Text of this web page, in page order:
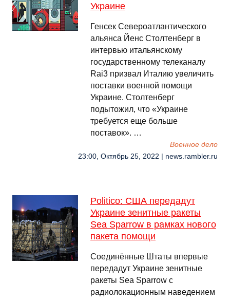
Украине
Генсек Североатлантического
альянса Йенс Столтенберг в
интервью итальянскому
государственному телеканалу
Rai3 призвал Италию увеличить
поставки военной помощи
Украине. Столтенберг
подытожил, что «Украине
требуется еще больше
поставок». …
Военное дело
23:00, Октябрь 25, 2022 | news.rambler.ru
Politico: США передадут
Украине зенитные ракеты
Sea Sparrow в рамках нового
пакета помощи
Соединённые Штаты впервые
передадут Украине зенитные
ракеты Sea Sparrow с
радиолокационным наведением